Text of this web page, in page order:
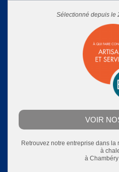
Sélectionné depuis le
VOIR
Retrouvez notre entreprise dans la
à
à Chambéry